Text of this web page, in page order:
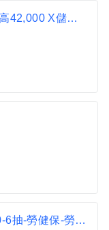
Q BURGER【三重菜寮店】月薪最高42,000 X儲備幹部一頭班X 歡迎轉職、新鮮人加入
桃園髮型師-新客50-100-保底40000-6抽-勞健保-勞退-月休9天